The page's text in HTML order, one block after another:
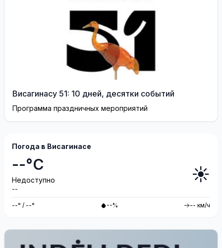
Висагинасу 51: 10 дней, десятки событий
Программа праздничных мероприятий
Погода в Висагинасе
--°C
Недоступно
--
☀️
--° / --° --% -- км/ч